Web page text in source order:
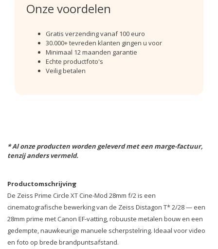
Onze voordelen
Gratis verzending vanaf 100 euro
30.000+ tevreden klanten gingen u voor
Minimaal 12 maanden garantie
Echte productfoto's
Veilig betalen
* Al onze producten worden geleverd met een marge-factuur,
tenzij anders vermeld.
Productomschrijving
De Zeiss Prime Circle XT Cine-Mod 28mm f/2 is een
cinematografische bewerking van de Zeiss Distagon T* 2/28 — een
28mm prime met Canon EF-vatting, robuuste metalen bouw en een
gedempte, nauwkeurige manuele scherpstelring. Ideaal voor video
en foto op brede brandpuntsafstand.